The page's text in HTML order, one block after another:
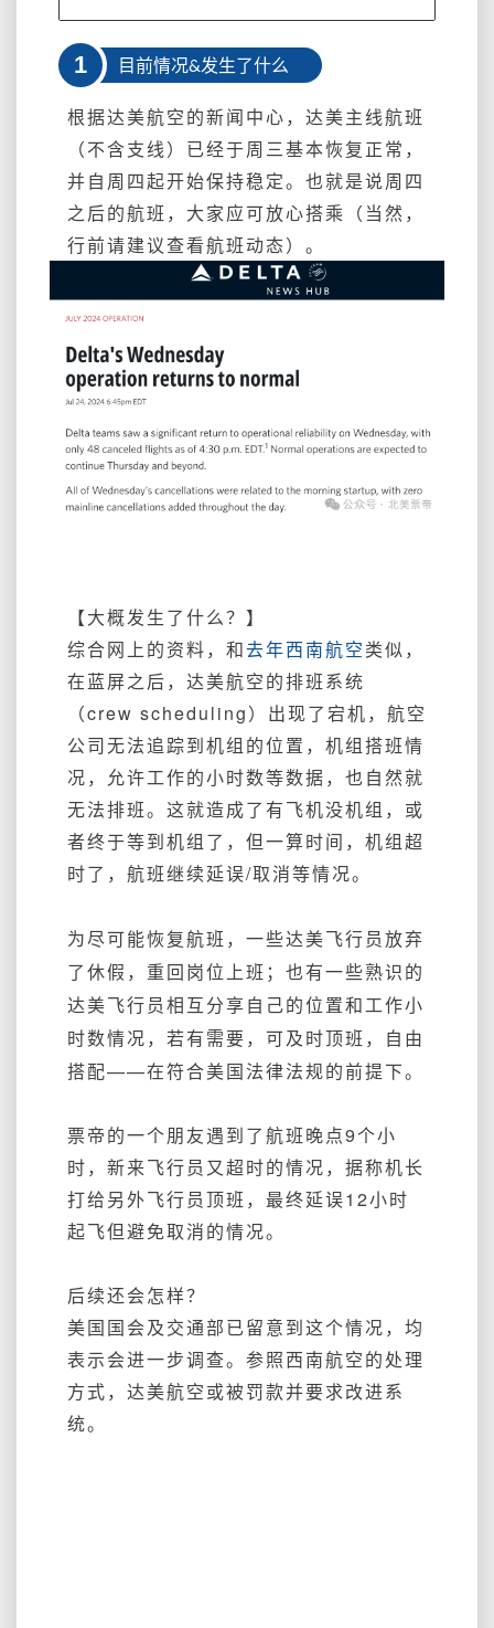
你
记
得
要
钱
~
1 目前情况&发生了什么
根据达美航空的新闻中心，达美主线航班
（不含支线）已经于周三基本恢复正常，
并自周四起开始保持稳定。也就是说周四
之后的航班，大家应可放心搭乘（当然，
行前请建议查看航班动态）。
【大概发生了什么？】
综合网上的资料，和去年西南航空类似，
在蓝屏之后，达美航空的排班系统
（crew scheduling）出现了宕机，航空
公司无法追踪到机组的位置，机组搭班情
况，允许工作的小时数等数据，也自然就
无法排班。这就造成了有飞机没机组，或
者终于等到机组了，但一算时间，机组超
时了，航班继续延误/取消等情况。
为尽可能恢复航班，一些达美飞行员放弃
了休假，重回岗位上班；也有一些熟识的
达美飞行员相互分享自己的位置和工作小
时数情况，若有需要，可及时顶班，自由
搭配——在符合美国法律法规的前提下。
票帝的一个朋友遇到了航班晚点9个小
时，新来飞行员又超时的情况，据称机长
打给另外飞行员顶班，最终延误12小时
起飞但避免取消的情况。
后续还会怎样？
美国国会及交通部已留意到这个情况，均
表示会进一步调查。参照西南航空的处理
方式，达美航空或被罚款并要求改进系
统。